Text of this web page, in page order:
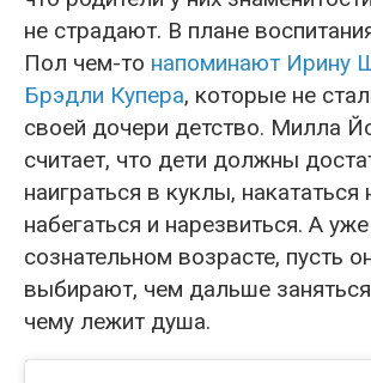
не страдают. В плане
Пол чем-то напоминают Ирину
Брэдли Купера, которые не
своей дочери детство. Милла
считает, что дети должны
наиграться в куклы, накататься
набегаться и нарезвиться. А
сознательном возрасте, пусть
выбирают, чем дальше
чему лежит душа.